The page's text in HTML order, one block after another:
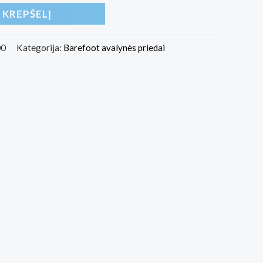
KREPŠELĮ
Kategorija: Barefoot avalynės priedai